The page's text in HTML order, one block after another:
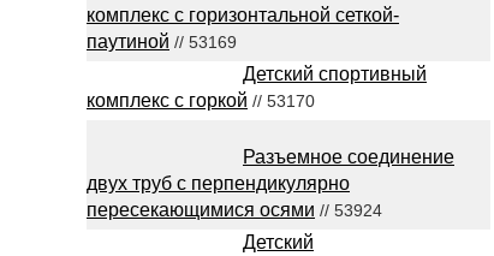
комплекс с горизонтальной сеткой-
паутиной // 53169
Детский спортивный
комплекс с горкой // 53170
Разъемное соединение
двух труб с перпендикулярно
пересекающимися осями // 53924
Детский